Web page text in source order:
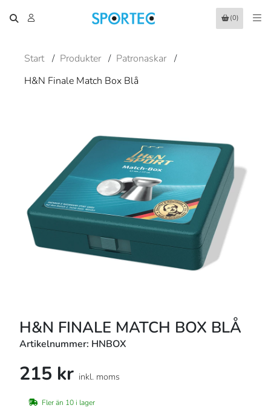
(0)
Start / Produkter / Patronaskar /
H&N Finale Match Box Blå
H&N FINALE MATCH BOX BLÅ
Artikelnummer: HNBOX
215 kr inkl. moms
Fler än 10 i lager